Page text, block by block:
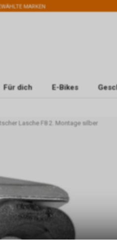
MARKEN
Für dich E-Bikes
Lasche F8 2. Montage silber